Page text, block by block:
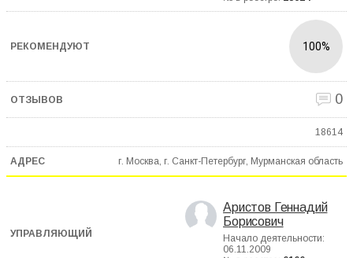
100%
0
18614
г. Москва, г. Санкт-Петербург, Мурманская область
Аристов Геннадий
Борисович
Начало деятельности:
06.11.2009